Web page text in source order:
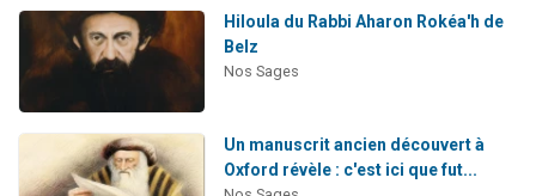
Hiloula du Rabbi Aharon Rokéa'h de
Belz
Nos Sages
Un manuscrit ancien découvert à
Oxford révèle : c'est ici que fut...